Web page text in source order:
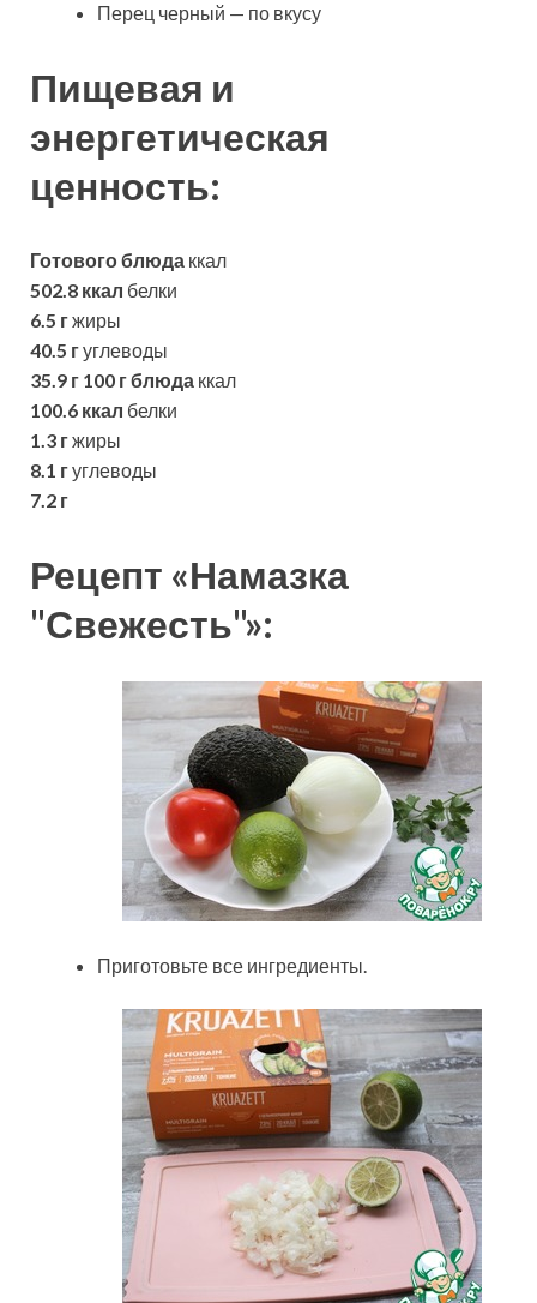
Перец черный — по вкусу
Пищевая и
энергетическая
ценность:
Готового блюда ккал
502.8 ккал белки
6.5 гжиры
40.5 гуглеводы
35.9 г 100 г блюда ккал
100.6 ккал белки
1.3 гжиры
8.1 гуглеводы
7.2 г
Рецепт «Намазка
"Свежесть"»:
Приготовьте все ингредиенты.